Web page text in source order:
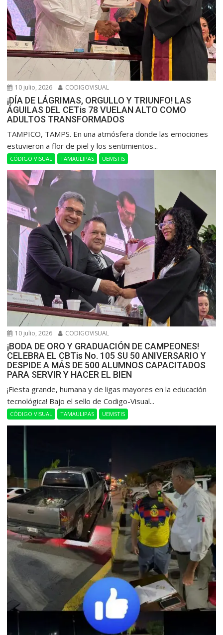
10 julio, 2026 CODIGOVISUAL
¡DÍA DE LÁGRIMAS, ORGULLO Y TRIUNFO! LAS
ÁGUILAS DEL CETis 78 VUELAN ALTO COMO
ADULTOS TRANSFORMADOS
​TAMPICO, TAMPS. En una atmósfera donde las emociones
estuvieron a flor de piel y los sentimientos...
CÓDIGO VISUAL TAMAULIPAS UEMSTIS
10 julio, 2026 CODIGOVISUAL
¡BODA DE ORO Y GRADUACIÓN DE CAMPEONES!
CELEBRA EL CBTis No. 105 SU 50 ANIVERSARIO Y
DESPIDE A MÁS DE 500 ALUMNOS CAPACITADOS
PARA SERVIR Y HACER EL BIEN
​¡Fiesta grande, humana y de ligas mayores en la educación
tecnológica! Bajo el sello de Codigo-Visual...
CÓDIGO VISUAL TAMAULIPAS UEMSTIS